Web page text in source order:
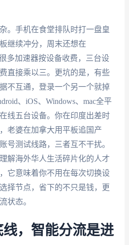
。手机在食堂排队时打一盘皇
继续冲分，周末还想在
多加速器按设备收费，三台设
直接乘以三。更坑的是，有些
不互通，登录一个另一个就掉
、iOS、Windows、mac全平
线五台设备。你在印度出差时
老婆在加拿大用平板追国产
号测试线路，三者互不干扰。
解海外华人生活碎片化的人才
它意味着你不用在每次切换设
择节点，省下的不只是钱，更
状态。
，智能分流是进